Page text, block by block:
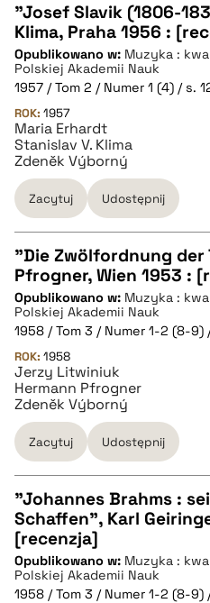
CZYSTY TEKST
pobierz cytat
BIBTEX
pobierz cytat
"Josef Slavik (1806-
Klima, Praha 1956 :
Opublikowano w: Muzyka :
Polskiej Akademii Nauk
1957 / Tom 2 / Numer 1 (4) / s.
ROK: 1957
Maria Erhardt
Stanislav V. Klima
Zdeněk Výborný
Zacytuj Udostępnij
CZYSTY TEKST
pobierz cytat
BIBTEX
pobierz cytat
"Die Zwölfordnung der
Pfrogner, Wien 1953 :
Opublikowano w: Muzyka :
Polskiej Akademii Nauk
1958 / Tom 3 / Numer 1-2 (8-9)
ROK: 1958
Jerzy Litwiniuk
Hermann Pfrogner
Zdeněk Výborný
Zacytuj Udostępnij
CZYSTY TEKST
pobierz cytat
"Johannes Brahms :
Schaffen", Karl
[recenzja]
Opublikowano w: Muzyka :
Polskiej Akademii Nauk
1958 / Tom 3 / Numer 1-2 (8-